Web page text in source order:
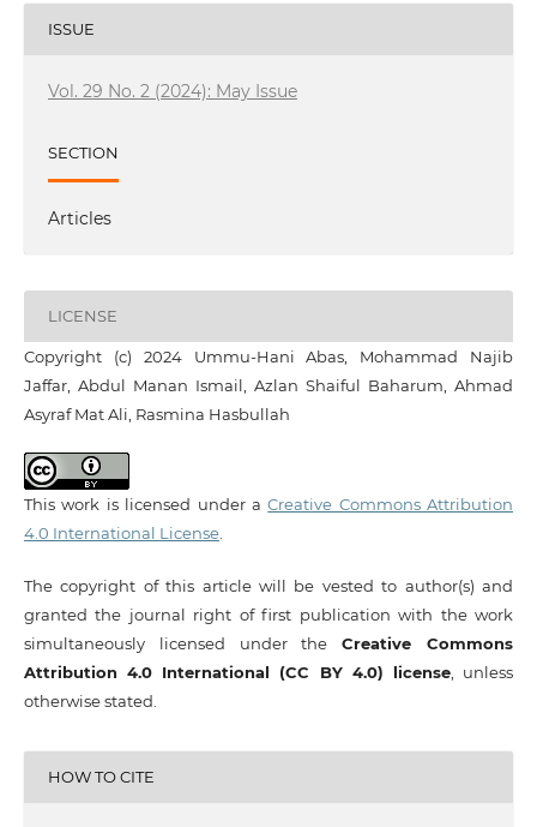
ISSUE
Vol. 29 No. 2 (2024): May Issue
SECTION
Articles
LICENSE
Copyright (c) 2024 Ummu-Hani Abas, Mohammad Najib
Jaffar, Abdul Manan Ismail, Azlan Shaiful Baharum, Ahmad
Asyraf Mat Ali, Rasmina Hasbullah
This work is licensed under aCreative Commons Attribution
4.0 International License.
The copyright of this article will be vested to author(s) and
granted the journal right of first publication with the work
simultaneously licensed under theCreative Commons
Attribution 4.0 International (CC BY 4.0) license, unless
otherwise stated.
HOW TO CITE